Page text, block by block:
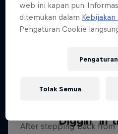
Diggin' in
web ini kapan pun.
ditemukan dalam Kebijakan
Pengaturan Cookie
Tolak Semua